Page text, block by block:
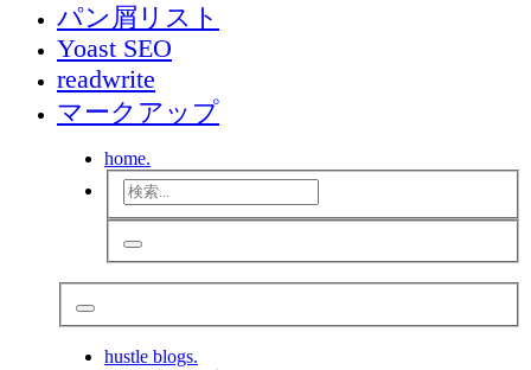
パン屑リスト
Yoast SEO
readwrite
マークアップ
home.
hustle blogs.